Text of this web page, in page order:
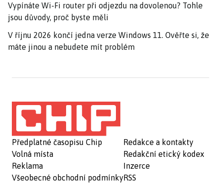
Vypínáte Wi-Fi router při odjezdu na dovolenou? Tohle
jsou důvody, proč byste měli
V říjnu 2026 končí jedna verze Windows 11. Ověřte si, že
máte jinou a nebudete mít problém
Předplatné časopisu Chip
Volná místa
Reklama
Všeobecné obchodní podmínky
Redakce a kontakty
Redakční etický kodex
Inzerce
RSS